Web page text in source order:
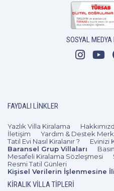
SOSYAL
FAYDALI LINKLER
Yazlık Villa Kiralama
İletişim
Yardım & Destek
Tatil Evi Nasıl Kiralanır ?
Evinizi
Baransel Grup Villaları
Mesafeli Kiralama Sözleşmesi
Resmi Tatil Günleri
Kişisel Verilerin İşlenmesine
KIRALIK VILLA TIPLERI